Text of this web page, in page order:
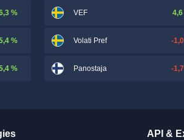
%
%
%
VEF
Volati Pref -
Panostaja -
API &